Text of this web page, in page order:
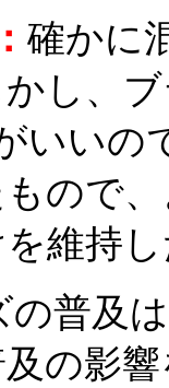
確かに
し、
いいの
ので
維持
の普及
の影